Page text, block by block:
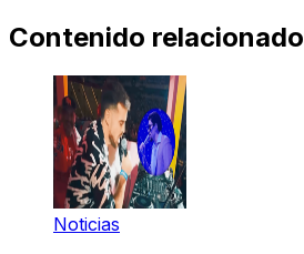
Contenido relacionado
Noticias